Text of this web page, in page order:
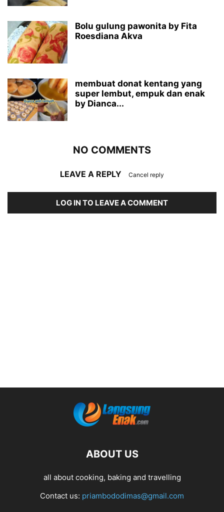
Bolu gulung pawonita by Fita
Roesdiana Akva
membuat donat kentang yang
super lembut, empuk dan enak
by Dianca...
NO COMMENTS
LEAVE A REPLY Cancel reply
LOG IN TO LEAVE A COMMENT
ABOUT US
all about cooking, baking and travelling
Contact us: priambododimas@gmail.com